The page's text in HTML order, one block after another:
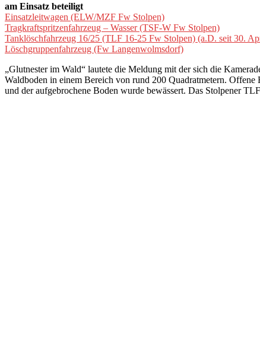
am Einsatz beteiligt
Einsatzleitwagen (ELW/MZF Fw Stolpen)
Tragkraftspritzenfahrzeug – Wasser (TSF-W Fw Stolpen)
Tanklöschfahrzeug 16/25 (TLF 16-25 Fw Stolpen) (a.D. seit 30.
Löschgruppenfahrzeug (Fw Langenwolmsdorf)
„Glutnester im Wald“ lautete die Meldung mit der sich die
Waldboden in einem Bereich von rund 200 Quadratmetern.
und der aufgebrochene Boden wurde bewässert. Das Stolpener